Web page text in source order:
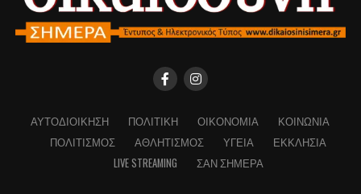
ΑΥΤΟΔΙΟΊΚΗΣΗ ΠΟΛΙΤΙΚΉ ΟΙΚΟΝΟΜΊΑ
ΚΟΙΝΩΝΊΑ
ΠΟΛΙΤΙΣΜΌΣ
ΑΘΛΗΤΙΣΜΌΣ ΥΓΕΊΑ
ΕΚΚΛΗΣΊΑ
LIVE STREAMING
ΣΑΝ ΣΉΜΕΡΑ